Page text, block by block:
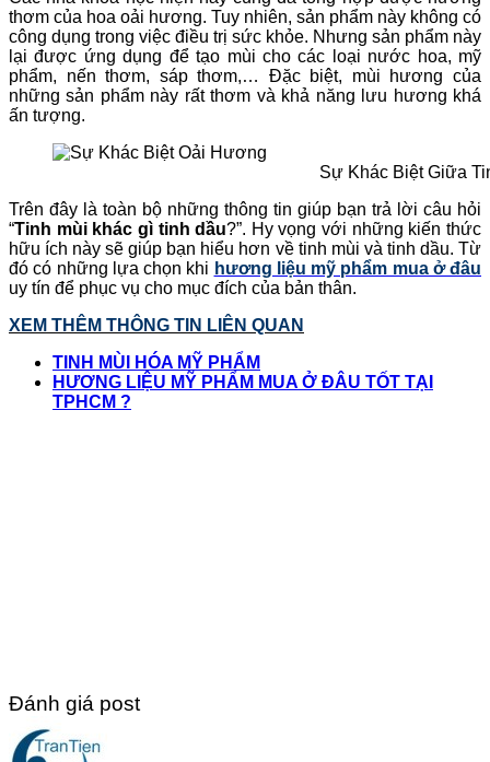
thơm của hoa oải hương. Tuy nhiên, sản phẩm này không có
công dụng trong việc điều trị sức khỏe. Nhưng sản phẩm này
lại được ứng dụng để tạo mùi cho các loại nước hoa, mỹ
phẩm, nến thơm, sáp thơm,… Đặc biệt, mùi hương của
những sản phẩm này rất thơm và khả năng lưu hương khá
ấn tượng.
Sự Khác Biệt Giữa
Trên đây là toàn bộ những thông tin giúp bạn trả lời câu hỏi
“Tinh mùi khác gì tinh dầu?”. Hy vọng với những kiến thức
hữu ích này sẽ giúp bạn hiểu hơn về tinh mùi và tinh dầu. Từ
đó có những lựa chọn khi hương liệu mỹ phẩm mua ở đâu
uy tín để phục vụ cho mục đích của bản thân.
XEM THÊM THÔNG TIN LIÊN QUAN
TINH MÙI HÓA MỸ PHẨM
HƯƠNG LIỆU MỸ PHẨM MUA Ở ĐÂU TỐT TẠI
TPHCM ?
Đánh giá post